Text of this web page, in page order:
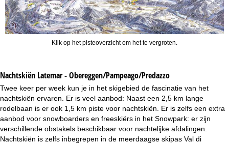
Klik op het pisteoverzicht om het te vergroten.
Nachtskiën Latemar - Obereggen/Pampeago/Predazzo
Twee keer per week kun je in het skigebied de fascinatie van het
nachtskiën ervaren. Er is veel aanbod: Naast een 2,5 km lange
rodelbaan is er ook 1,5 km piste voor nachtskiën. Er is zelfs een extra
aanbod voor snowboarders en freeskiërs in het Snowpark: er zijn
verschillende obstakels beschikbaar voor nachtelijke afdalingen.
Nachtskiën is zelfs inbegrepen in de meerdaagse skipas Val di